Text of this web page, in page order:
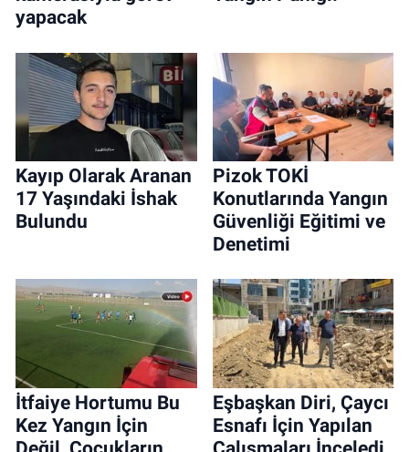
yapacak
Kayıp Olarak Aranan
17 Yaşındaki İshak
Bulundu
Pizok TOKİ
Konutlarında Yangın
Güvenliği Eğitimi ve
Denetimi
İtfaiye Hortumu Bu
Kez Yangın İçin
Eşbaşkan Diri, Çaycı
Esnafı İçin Yapılan